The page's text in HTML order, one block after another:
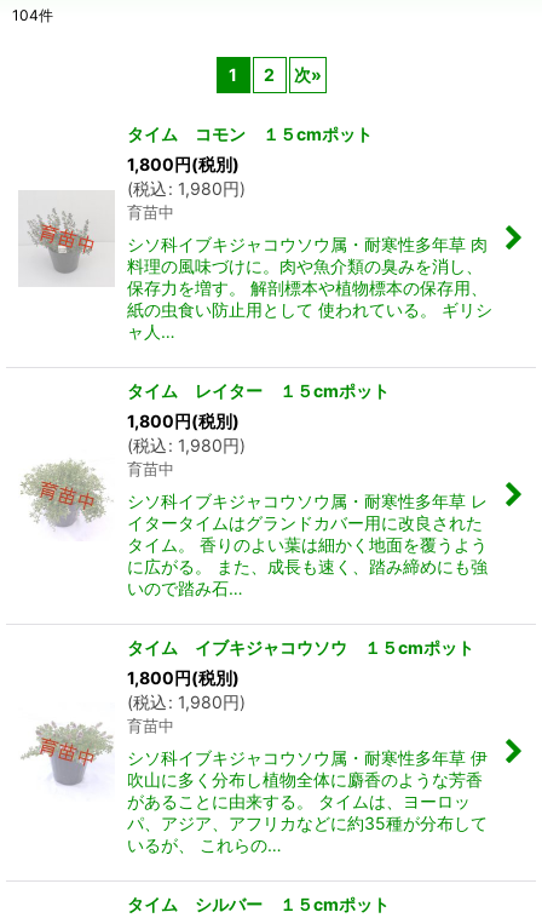
104件
1 2 次»
タイム コモン １５cmポット
1,800円(税別)
(税込: 1,980円)
育苗中
シソ科イブキジャコウソウ属・耐寒性多年草 肉
料理の風味づけに。肉や魚介類の臭みを消し、
保存力を増す。 解剖標本や植物標本の保存用、
紙の虫食い防止用として 使われている。 ギリシ
ャ人…
タイム レイター １５cmポット
1,800円(税別)
(税込: 1,980円)
育苗中
シソ科イブキジャコウソウ属・耐寒性多年草 レ
イタータイムはグランドカバー用に改良された
タイム。 香りのよい葉は細かく地面を覆うよう
に広がる。 また、成長も速く、踏み締めにも強
いので踏み石…
タイム イブキジャコウソウ １５cmポット
1,800円(税別)
(税込: 1,980円)
育苗中
シソ科イブキジャコウソウ属・耐寒性多年草 伊
吹山に多く分布し植物全体に麝香のような芳香
があることに由来する。 タイムは、ヨーロッ
パ、アジア、アフリカなどに約35種が分布して
いるが、 これらの…
タイム シルバー １５cmポット